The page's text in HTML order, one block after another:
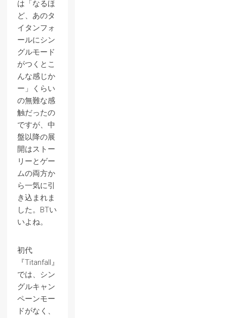
は「なるほ
ど、あのタ
イタンフォ
ールにシン
グルモード
がつくとこ
んな感じか
ー」くらい
の無難な感
触だったの
ですが、中
盤以降の展
開はストー
リーとゲー
ムの両方か
ら一気に引
き込まれま
した。BTい
いよね。
初代
『Titanfall』
では、シン
グルキャン
ペーンモー
ドがなく、